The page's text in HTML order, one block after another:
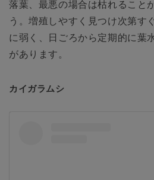
落葉、最悪の場合は枯れること
う。増殖しやすく見つけ次第す
に弱く、日ごろから定期的に葉
があります。
カイガラムシ